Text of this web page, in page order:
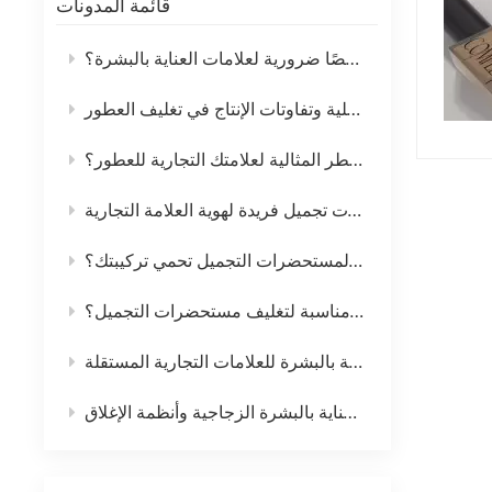
لماذا تُعدّ عبوات اللوشن المصممة خصيصًا ضرورية لعلامات العناية بالبشرة؟
ميكانيكا الزجاج: السلامة الهيكلية وتفاوتات الإنتاج في تغليف العطور
كيف تختار عبوة زجاجة العطر المثالية لعلامتك التجارية للعطور؟
كيفية تصميم مجموعة زجاجات مستحضرات تجميل فريدة لهوية العلامة التجارية
كيف تختار عبوات زجاجية لمستحضرات التجميل تحمي تركيبتك؟
ما الذي يجعل زجاجة القطارة الزجاجية عالية الجودة مناسبة لتغليف مستحضرات التجميل؟
كيفية تصميم زجاجة مميزة للعناية بالبشرة للعلامات التجارية المستقلة
دليل شراء عبوات كريمات العناية بالبشرة الزجاجية وأنظمة الإغلاق